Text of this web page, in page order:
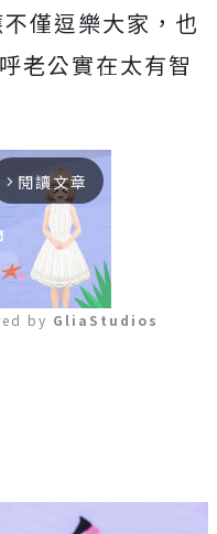
僅逗樂大家， 也
老公實在太有智
arrow_forward_ios 閱讀文章
by GliaStudios